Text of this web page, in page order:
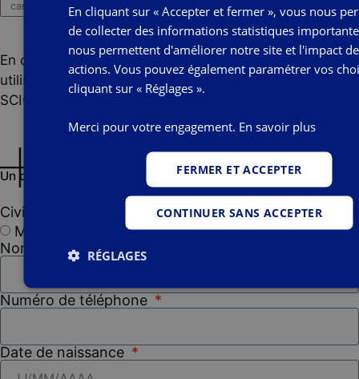
Envoyer les commentaires
En cliquant sur Envoyer, vos commentaires seront
utilisés pour améliorer les produits et services de la
SCIC Les 3 Colonnes.
Déclaration de confidentialité.
Un conseiller vous renseigne
Civilité
Madame
Monsieur
Nom
Numéro de téléphone
Date de naissance
En cliquant sur « Accepter et fermer », vous nous
de collecter des informations statistiques
nous permettent d'améliorer notre site et l'impact
actions. Vous pouvez également paramétrer vos
cliquant sur « Réglages ».
Merci pour votre engagement. En savoir plus
FERMER ET ACCEPTER
CONTINUER SANS ACCEPTER
RÉGLAGES